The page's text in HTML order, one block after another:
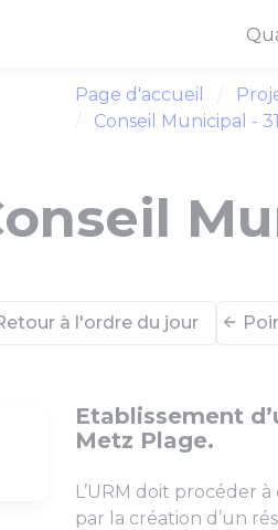
Page d'accueil
Conseil Municipal -
à l'ordre du jour
Etablissement
Metz Plage.
L’URM doit procéder
par la création d’un